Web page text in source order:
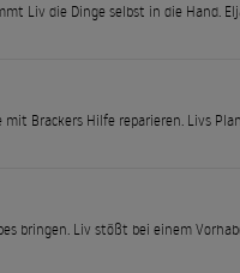
Liv die Dinge selbst in die Hand.
mit Brackers Hilfe reparieren. Livs
bringen. Liv stößt bei einem